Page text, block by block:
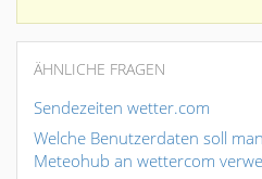
ÄHNLICHE FRAGEN
Sendezeiten wetter.com
Welche Benutzerdaten soll
Meteohub an wettercom